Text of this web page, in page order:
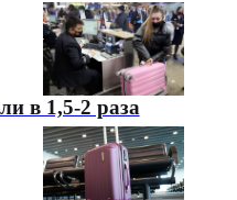
в 1,5-2 раза